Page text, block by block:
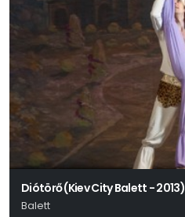
Diótörő (Kiev City Balett - 2013)
Balett